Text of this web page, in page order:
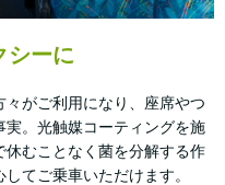
シーに
がご利用になり、座席やつ
。光触媒コーティングを施
むことなく菌を分解する作
てご乗車いただけます。